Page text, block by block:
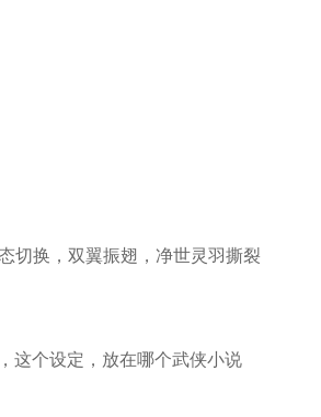
切换，双翼振翅，净世灵羽撕裂
个设定，放在哪个武侠小说